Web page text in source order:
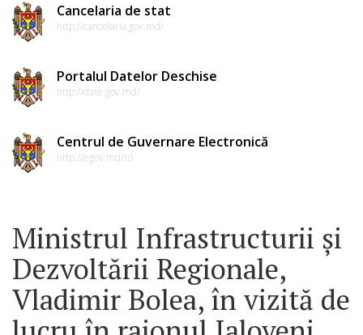
Cancelaria de stat
http://cancelaria.gov.md/
Portalul Datelor Deschise
http://date.gov.md/
Centrul de Guvernare Electronică
http://egov.md/ro
Ministrul Infrastructurii și
Dezvoltării Regionale,
Vladimir Bolea, în vizită de